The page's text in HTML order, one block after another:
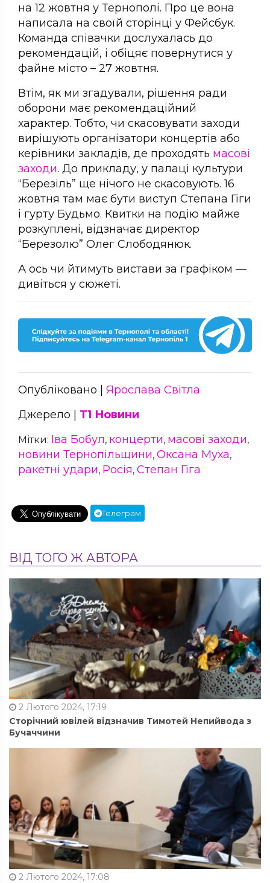
на 12 жовтня у Тернополі. Про це вона
написала на своїй сторінці у Фейсбук.
Команда співачки дослухалась до
рекомендацій, і обіцяє повернутися у
файне місто – 27 жовтня.
Втім, як ми згадували, рішення ради
оборони має рекомендаційний
характер. Тобто, чи скасовувати заходи
вирішують організатори концертів або
керівники закладів, де проходять масові
заходи. До прикладу, у палаці культури
“Березіль” ще нічого не скасовують. 16
жовтня там має бути виступ Степана Гіги
і гурту Будьмо. Квитки на подію майже
розкуплені, відзначає директор
“Березолю” Олег Слободянюк.
А ось чи йтимуть вистави за графіком —
дивіться у сюжеті.
Опубліковано | Ярослава Світла
Джерело | Т1 Новини
Мітки: Іва Бобул, концерти, масові заходи,
новини Тернопільщини, Оксана Муха,
ракетні удари, Росія, Степан Гіга
Телеграм
ВІД ТОГО Ж АВТОРА
2 Лютого 2024, 17:19
Сторічний ювілей відзначив Тимотей Непийвода з
Бучаччини
2 Лютого 2024, 17:08